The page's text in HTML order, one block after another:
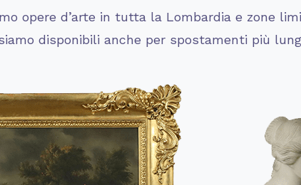
opere d’arte in tutta la Lombardia e zone
disponibili anche per spostamenti più